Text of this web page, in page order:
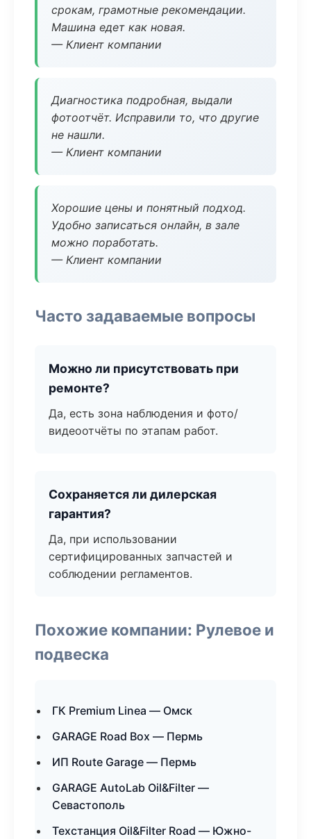
срокам, грамотные рекомендации.
Машина едет как новая.
— Клиент компании
Диагностика подробная, выдали
фотоотчёт. Исправили то, что другие
не нашли.
— Клиент компании
Хорошие цены и понятный подход.
Удобно записаться онлайн, в зале
можно поработать.
— Клиент компании
Часто задаваемые вопросы
Можно ли присутствовать при
ремонте?
Да, есть зона наблюдения и фото/
видеоотчёты по этапам работ.
Сохраняется ли дилерская
гарантия?
Да, при использовании
сертифицированных запчастей и
соблюдении регламентов.
Похожие компании: Рулевое и
подвеска
ГК Premium Linea — Омск
GARAGE Road Box — Пермь
ИП Route Garage — Пермь
GARAGE AutoLab Oil&Filter —
Севастополь
Техстанция Oil&Filter Road — Южно-